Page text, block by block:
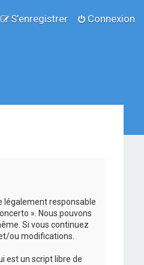
Connexion
S’enregistrer
légalement responsable
». Nous pouvons
Si vous continuez
ou modifications.
est un script libre de